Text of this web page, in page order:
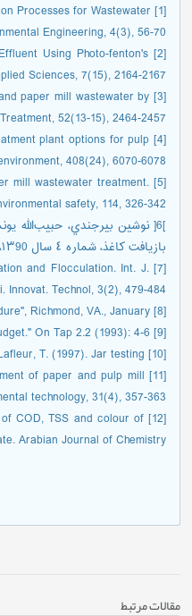
Processes for Wastewater
Engineering, 4(3), 56-70.
Using Photo-fenton's
Sciences, 7(15), 2164-2167.
paper mill wastewater by
52(13-15), 2464-2457.
plant options for pulp
408(24), 6070-6078.
mill wastewater treatment.
safety, 114, 326-342.
]6[ نوشين بيرجندي، حبيب‌الله
بازيافت كاغذ، شماره ٤ سال ١٣90، آب و فاضلاب 56-62.
and Flocculation. Int. J.
Innovat. Technol, 3(2), 479-484.
[8] PHIPPS & BIRD. (1995). "A Simplified Jar Test Procedure", Richmond, VA., January.
[9] Pask, David. "Jar Testing: Getting started on a low budget." On Tap 2.2 (1993): 4-6.
[10] Lafleur, T. (1997). Jar testing.
of paper and pulp mill
technology, 31(4), 357-363.
of COD, TSS and colour of
Arabian Journal of Chemistry.
مقالات مرتبط